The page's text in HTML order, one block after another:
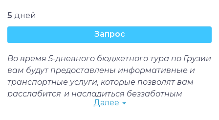
5 дней
Запрос
Во время 5-дневного бюджетного тура по Грузии
вам будут предоставлены информативные и
транспортные услуги, которые позволят вам
расслабится и насладиться беззаботным
отдыхом на Кавказе. Вас ожидает поездка на
Далее